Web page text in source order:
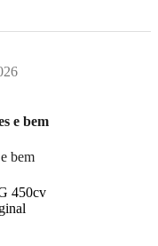
e bem
bem
450cv